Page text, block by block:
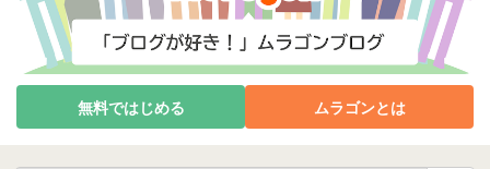
無料ではじめる ムラゴンとは